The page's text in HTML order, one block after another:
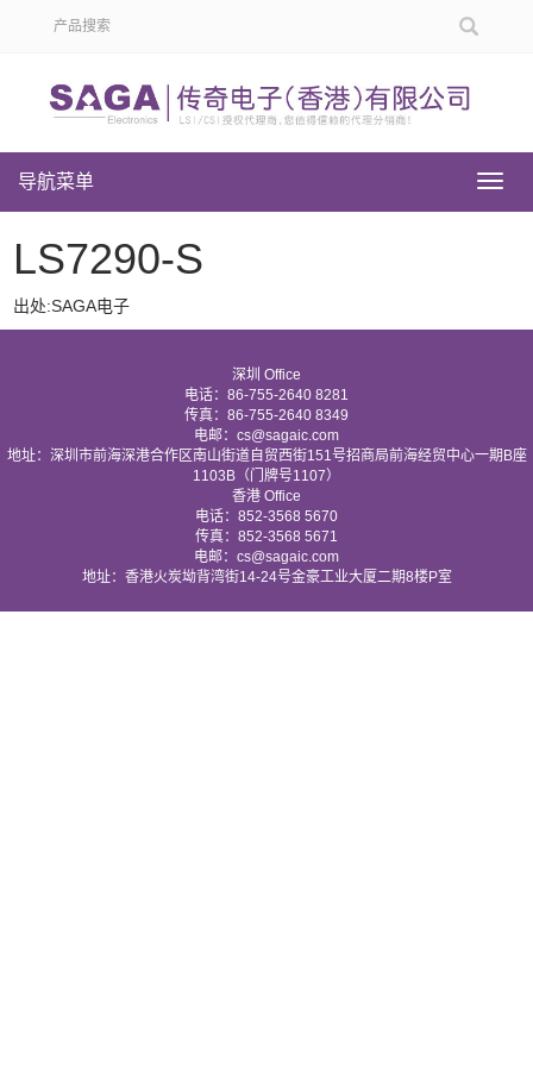
导
航
导航菜单
LS7290-S
出处:SAGA电子
深圳 Office
电话：86-755-2640 8281
传真：86-755-2640 8349
电邮：cs@sagaic.com
地址：深圳市前海深港合作区南山街道自贸西街151号招商局前海经贸中心一期B座
1103B（门牌号1107）
香港 Office
电话：852-3568 5670
传真：852-3568 5671
电邮：cs@sagaic.com
地址：香港火炭坳背湾街14-24号金豪工业大厦二期8楼P室